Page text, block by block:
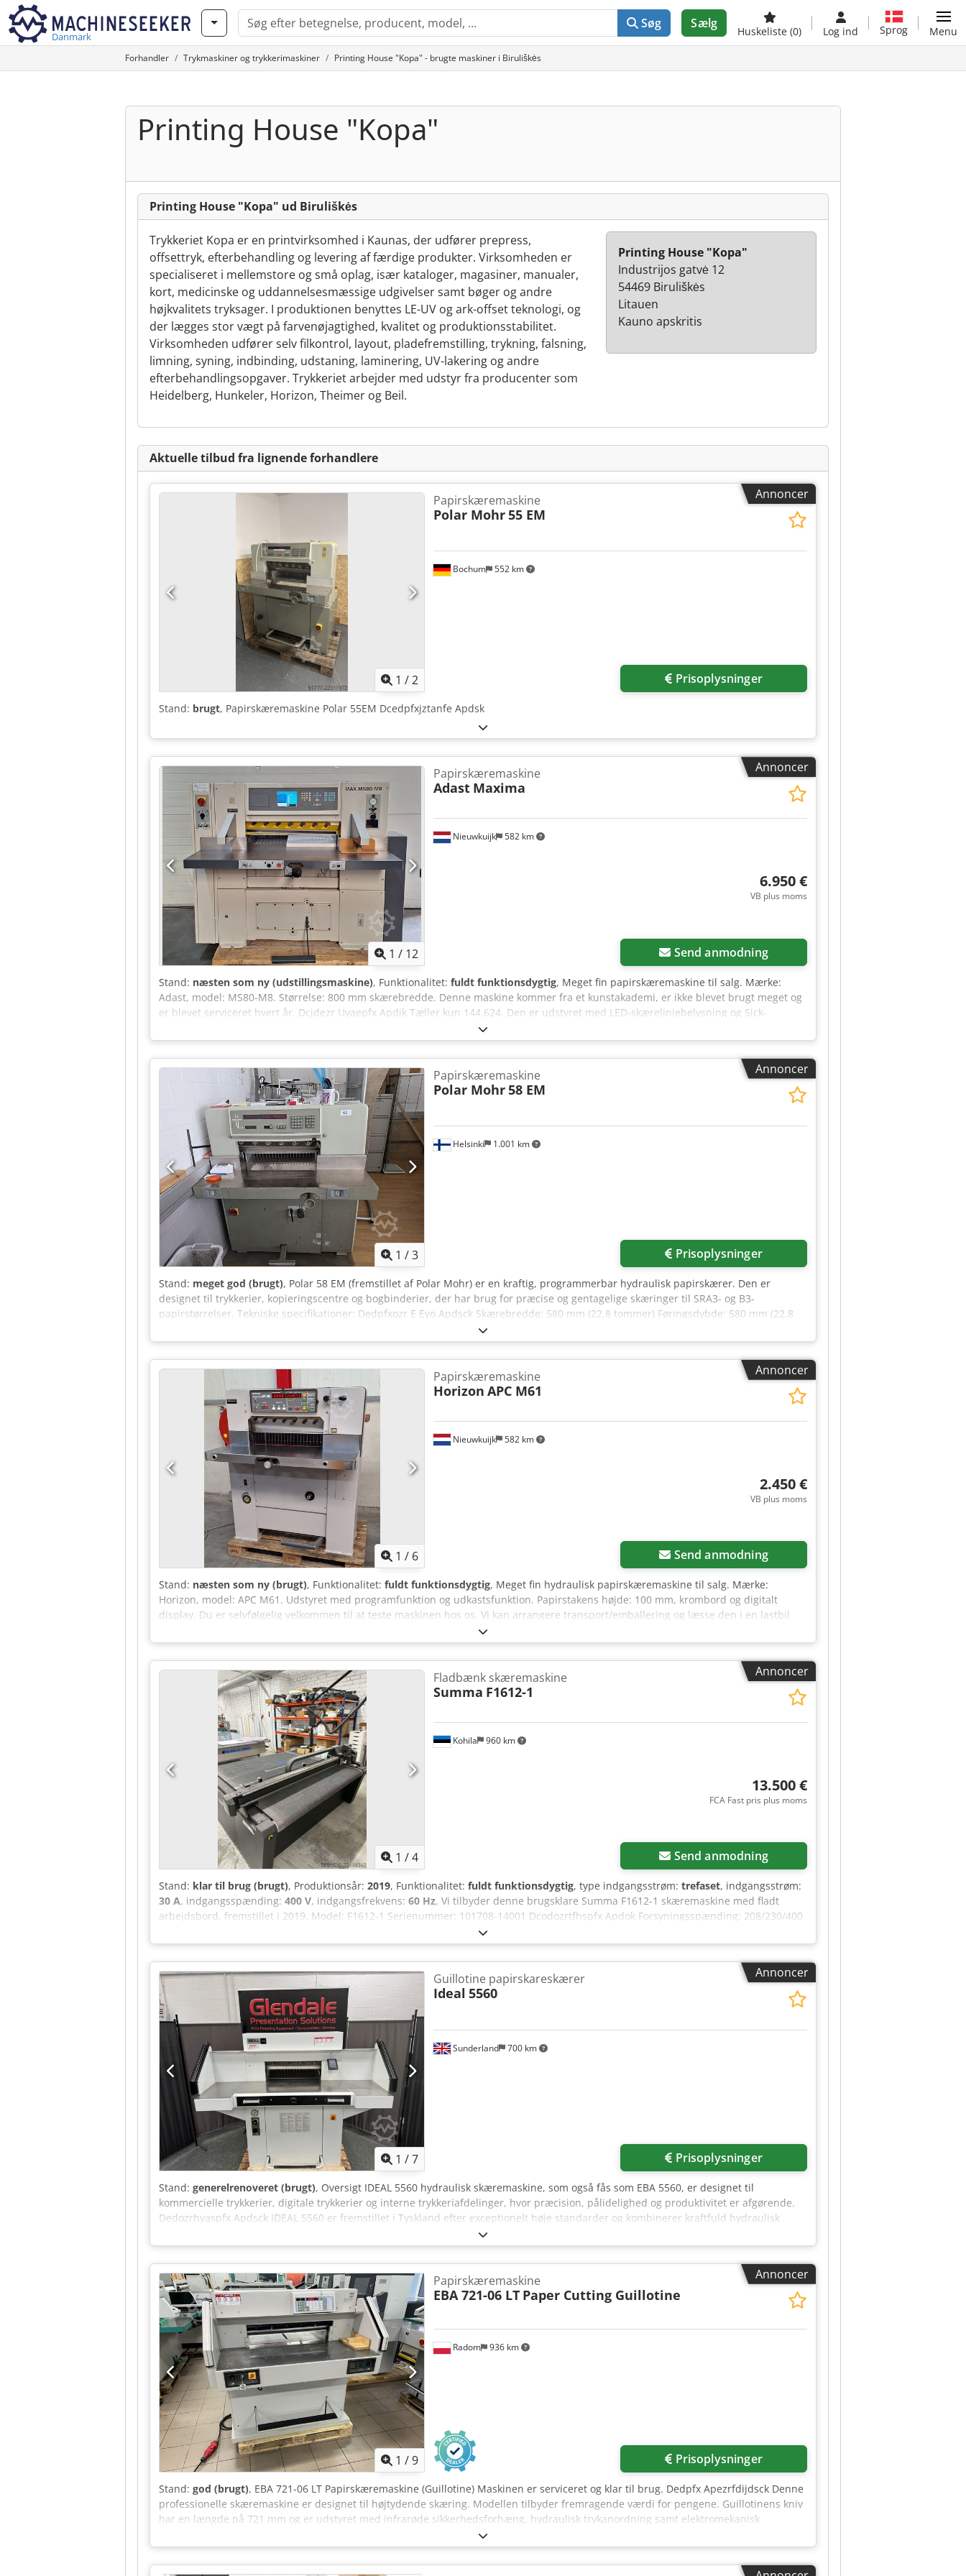
Danmark
Søg Sælg
Huskeliste (0) Log ind Sprog Menu
Forhandler Trykmaskiner og trykkerimaskiner Printing House "Kopa" - brugte maskiner i Biruliškės
Printing House "Kopa"
Printing House "Kopa" ud Biruliškės
Trykkeriet Kopa er en printvirksomhed i Kaunas, der udfører prepress,
offsettryk, efterbehandling og levering af færdige produkter. Virksomheden er
specialiseret i mellemstore og små oplag, især kataloger, magasiner, manualer,
kort, medicinske og uddannelsesmæssige udgivelser samt bøger og andre
højkvalitets tryksager. I produktionen benyttes LE-UV og ark-offset teknologi, og
der lægges stor vægt på farvenøjagtighed, kvalitet og produktionsstabilitet.
Virksomheden udfører selv filkontrol, layout, pladefremstilling, trykning, falsning,
limning, syning, indbinding, udstaning, laminering, UV-lakering og andre
efterbehandlingsopgaver. Trykkeriet arbejder med udstyr fra producenter som
Heidelberg, Hunkeler, Horizon, Theimer og Beil.
Printing House "Kopa"
Industrijos gatvė 12
54469 Biruliškės
Litauen
Kauno apskritis
Aktuelle tilbud fra lignende forhandlere
Annoncer
1 /2
Bochum 552 km
Papirskæremaskine
Polar Mohr55 EM
Prisoplysninger
Stand: brugt, Papirskæremaskine Polar 55EM Dcedpfxjztanfe Apdsk
Annoncer
1 / 12
Nieuwkuijk 582 km
Papirskæremaskine
Adast Maxima
6.950 €
VB plus moms
Send anmodning
Stand: næsten som ny (udstillingsmaskine), Funktionalitet: fuldt funktionsdygtig, Meget fin papirskæremaskine til salg. Mærke:
Adast, model: MS80-M8. Størrelse: 800 mm skærebredde. Denne maskine kommer fra et kunstakademi, er ikke blevet brugt meget og
er blevet serviceret hvert år. Dcjdezr Uyaepfx Apdjk Tæller kun 144.624. Den er udstyret med LED-skæreliniebelysning og Sick-
sikkerhedsafskærmning. Stor skærm, programmer, luftbord med reserveknive. Komplet med alt tilbehør og værktøj. Du er selvfølgelig
velkommen til at teste maskinen hos os. Vi kan arrangere transport/emballering for dig og læsse den i en lastbil eller container. Spørg
efter en pris inklusive transport (lokation i Holland). Med venlig hilsen, Henk Hoos.
Annoncer
1 /3
Helsinki 1.001 km
Papirskæremaskine
Polar Mohr58 EM
Prisoplysninger
Stand: meget god (brugt), Polar 58 EM (fremstillet af Polar Mohr) er en kraftig, programmerbar hydraulisk papirskærer. Den er
designet til trykkerier, kopieringscentre og bogbinderier, der har brug for præcise og gentagelige skæringer til SRA3- og B3-
papirstørrelser. Tekniske specifikationer: Dedpfxozr E Eyo Apdsck Skærebredde: 580 mm (22,8 tommer) Føringsdybde: 580 mm (22,8
tommer) Klemmeåbning: 100 mm (3,9 tommer) maksimal stakhøjde Klemtryk: Variabelt fra 180 daN (400 lbs) op til 1.500 daN (3.300
lbs) Minimum skærelængde: 15 mm (0,59") uden falsk klemme / 50 mm (1,96") med falsk klemme Hukommelse og programmer: Digital
mikroprocessorstyring med 99 programmer og op til 999 positioner Strømforsyning: 3-faset strøm Nettovægt: 520 kg (1.146 lbs)
Maskinens dimensioner: 115 cm (B) × 135 cm (L) × 136 cm (H)
Annoncer
1 / 6
Nieuwkuijk 582 km
Papirskæremaskine
Horizon APC M61
2.450 €
VB plus moms
Send anmodning
Stand: næsten som ny (brugt), Funktionalitet: fuldt funktionsdygtig, Meget fin hydraulisk papirskæremaskine til salg. Mærke:
Horizon, model: APC M61. Udstyret med programfunktion og udkastsfunktion. Papirstakens højde: 100 mm, krombord og digitalt
display. Du er selvfølgelig velkommen til at teste maskinen hos os. Vi kan arrangere transport/emballering og læsse den i en lastbil
eller container. Spørg efter en pris inklusive transport (lokation: Holland). Dcsdpfx Aezru Uwspdsk Med venlig hilsen, Henk Hoos
Annoncer
1 /4
Kohila 960 km
Fladbænk skæremaskine
Summa F1612-1
13.500 €
FCA Fast pris plus moms
Send anmodning
Stand: klar til brug (brugt), Produktionsår: 2019, Funktionalitet: fuldt funktionsdygtig, type indgangsstrøm: trefaset, indgangsstrøm:
30 A, indgangsspænding: 400 V, indgangsfrekvens: 60 Hz, Vi tilbyder denne brugsklare Summa F1612-1 skæremaskine med fladt
arbejdsbord, fremstillet i 2019. Model: F1612-1 Serienummer: 101708-14001 Dcodozrtfhspfx Apdok Forsyningsspænding: 208/230/400
VAC Faser: 3 Frekvens: 50/60 Hz Strøm: 30/15/15 A Fremstillingsland: Belgien Ingen software er inkluderet. Hvis du har spørgsmål eller
ønsker yderligere information, er du velkommen til at sende os en besked eller ringe.
Annoncer
1 /7
Sunderland 700 km
Guillotine papirskareskærer
Ideal 5560
Prisoplysninger
Stand: generelrenoveret (brugt), Oversigt IDEAL 5560 hydraulisk skæremaskine, som også fås som EBA 5560, er designet til
kommercielle trykkerier, digitale trykkerier og interne trykkeriafdelinger, hvor præcision, pålidelighed og produktivitet er afgørende.
Dedozrhyaspfx Apdsck IDEAL 5560 er fremstillet i Tyskland efter exceptionelt høje standarder og kombinerer kraftfuld hydraulisk
skæreevne med et programmerbart elektronisk styresystem, hvilket sikrer hurtig, præcis og gentagelig skæring til en bred vifte af
efterbehandlingsopgaver. Denne maskine er professionelt istandsat af Glendale Presentation Solutions og er blevet grundigt
inspiceret, serviceret og testet af vores erfarne ingeniører for at sikre, at den er klar til pålidelig produktion fra dag ét. Denne 5560-
skæremaskine inkluderer også de valgfri sideborde. Uanset om du producerer visitkort, brochurer, bøger, præsentationsmateriale
eller generelle kommercielle tryksager, leverer IDEAL 5560 den præcision, holdbarhed og ydeevne, du kan forvente af en af branchens
mest respekterede hydrauliske skæremaskiner. Vigtigste funktioner 550 mm skærebredde Hydraulisk knivdrift Hydraulisk klemme
Programmerbart elektronisk styresystem Elektrisk bagstop med digital positionsvisning Hukommelsesfunktioner til gentagne
skæreprogrammer Justerbart klemtryk Optisk skærelinje EASY-CUT to-hånds aktivering af kniven Infrarød sikkerhedsafskærmning
Sikker knivskifteanordning Robust tysk konstruktion Hvorfor vælge IDEAL 5560? Dokumenteret hydraulisk skæreevne Præcist
programmerbart bagstop Robust tysk ingeniørkunst Hurtig, præcis og gentagelig drift Designet til langvarig pålidelighed Ideel til
kommercielle, digitale og interne trykkeriafdelinger
Annoncer
1 /9
Radom 936 km
Papirskæremaskine
EBA 721-06 LT Paper Cutting Guillotine
Prisoplysninger
Stand: god (brugt), EBA 721-06 LT Papirskæremaskine (Guillotine) Maskinen er serviceret og klar til brug. Dedpfx Apezrfdijdsck Denne
professionelle skæremaskine er designet til højtydende skæring. Modellen tilbyder fremragende værdi for pengene. Guillotinens kniv
har en længde på 721 mm og er udstyret med infrarøde sikkerhedsforhæng, hydraulisk trykanordning samt elektromekanisk
knivstangstræk. Standardudstyr omfatter desuden programmerbar timer og elektronisk måler for baganslagets position med en
nøjagtighed på 0,1 mm. Maskinens hovedarbejdsbord er fremstillet i rustfrit stål og forsynet med blæser. Tekniske data:
Skærelængde: 721 mm Indføringshøjde: 78-80 mm Indføringsdybde: 720 mm Strømforsyning: 400 V Vægt: 620 kg Nøglefunktioner: